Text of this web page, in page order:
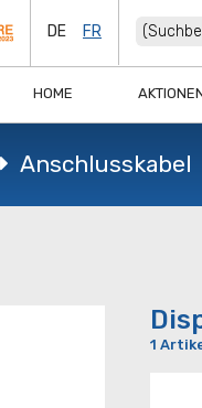
DE FR
HOME
Anschlusskabel
1